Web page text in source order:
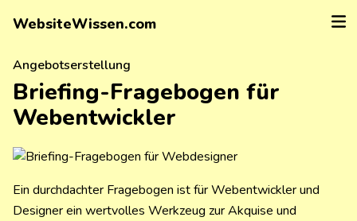
WebsiteWissen.com
Briefing-Fragebogen für
Webentwickler
Angebotserstellung
Ein durchdachter Fragebogen ist für Webentwickler und
Designer ein wertvolles Werkzeug zur Akquise und